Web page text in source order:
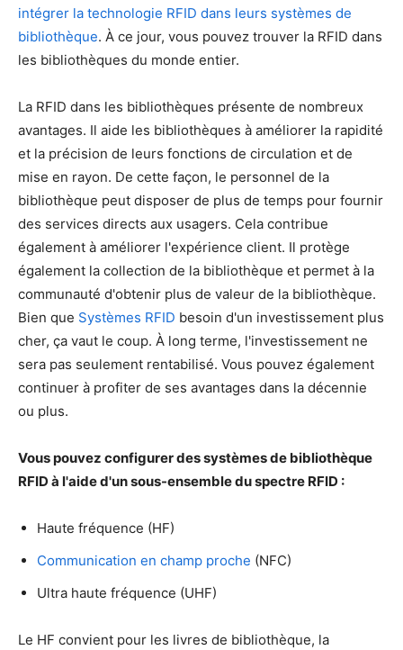
intégrer la technologie RFID dans leurs systèmes de
bibliothèque. À ce jour, vous pouvez trouver la RFID dans
les bibliothèques du monde entier.
La RFID dans les bibliothèques présente de nombreux
avantages. Il aide les bibliothèques à améliorer la rapidité
et la précision de leurs fonctions de circulation et de
mise en rayon. De cette façon, le personnel de la
bibliothèque peut disposer de plus de temps pour fournir
des services directs aux usagers. Cela contribue
également à améliorer l'expérience client. Il protège
également la collection de la bibliothèque et permet à la
communauté d'obtenir plus de valeur de la bibliothèque.
Bien que Systèmes RFID besoin d'un investissement plus
cher, ça vaut le coup. À long terme, l'investissement ne
sera pas seulement rentabilisé. Vous pouvez également
continuer à profiter de ses avantages dans la décennie
ou plus.
Vous pouvez configurer des systèmes de bibliothèque
RFID à l'aide d'un sous-ensemble du spectre RFID :
Haute fréquence (HF)
Communication en champ proche (NFC)
Ultra haute fréquence (UHF)
Le HF convient pour les livres de bibliothèque, la